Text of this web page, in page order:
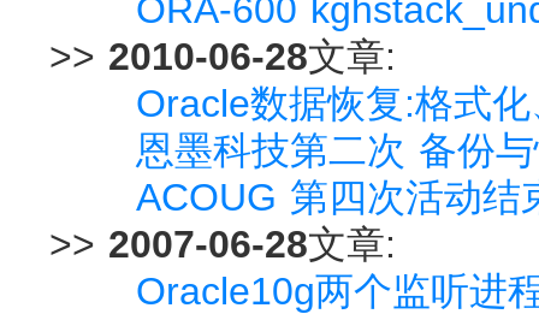
ORA-600
>> 2010-06-28文章:
Oracle数据恢复:格式
恩墨科技第二次 备份
ACOUG 第四次活动结
>> 2007-06-28文章:
Oracle10g两个监听进